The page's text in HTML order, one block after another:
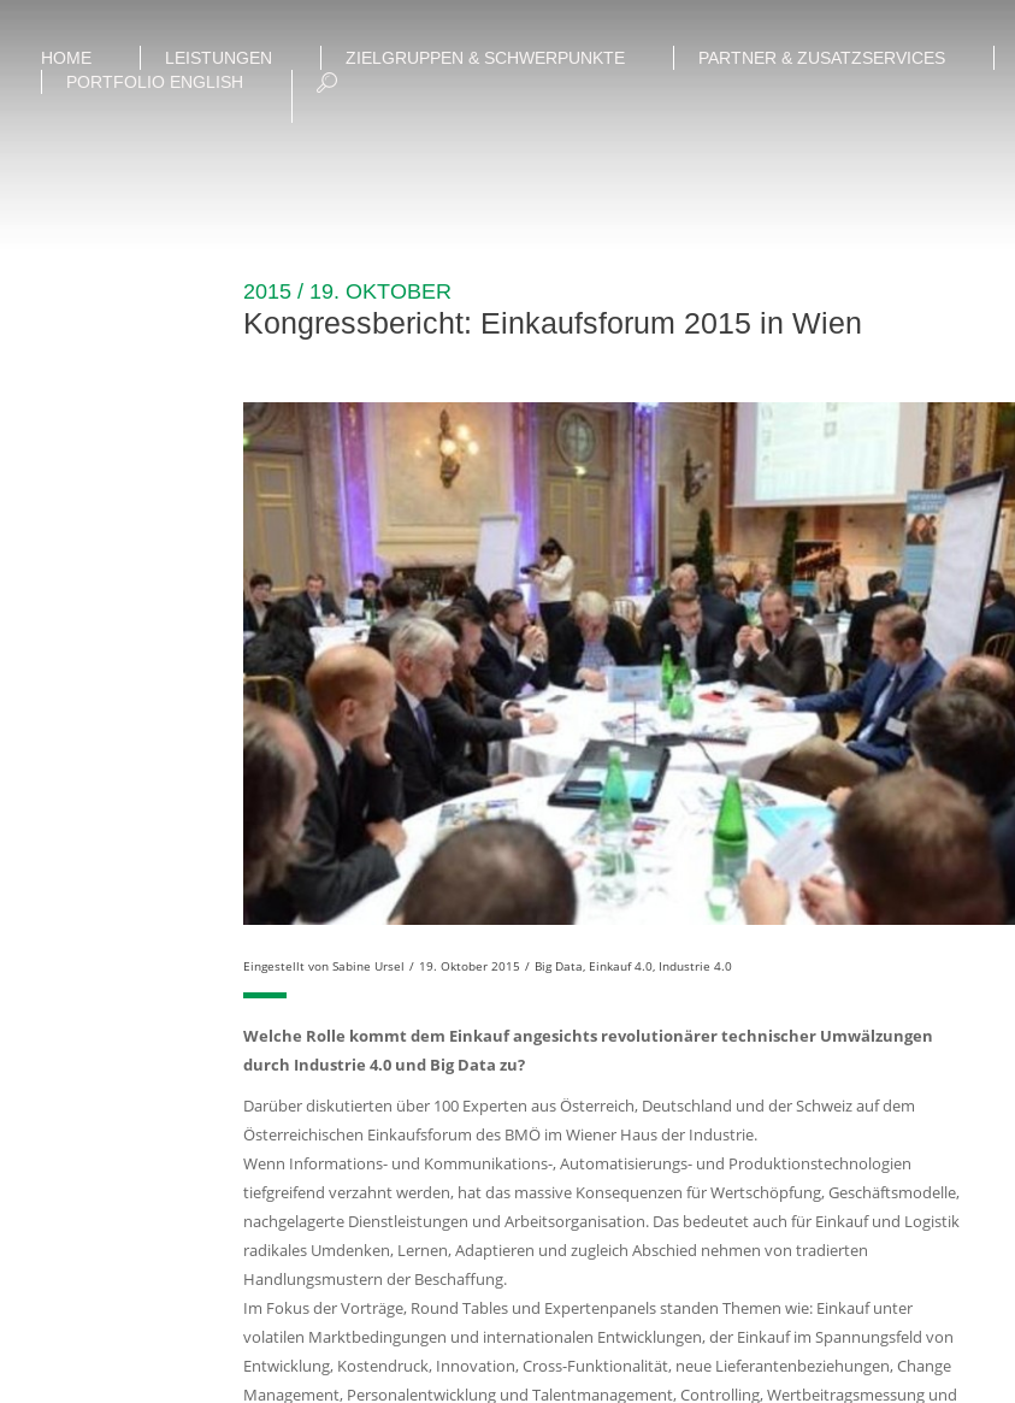
HOME LEISTUNGEN ZIELGRUPPEN & SCHWERPUNKTE PARTNER & ZUSATZSERVICES
PORTFOLIO ENGLISH
2015 / 19. OKTOBER
Kongressbericht: Einkaufsforum 2015 in Wien
Eingestellt von Sabine Ursel / 19. Oktober 2015 / Big Data Einkauf 4.0 Industrie 4.0
Welche Rolle kommt dem Einkauf angesichts revolutionärer technischer Umwälzungen
durch Industrie 4.0 und Big Data zu?
Darüber diskutierten über 100 Experten aus Österreich, Deutschland und der Schweiz auf dem
Österreichischen Einkaufsforum des BMÖ im Wiener Haus der Industrie.
Wenn Informations- und Kommunikations-, Automatisierungs- und Produktionstechnologien
tiefgreifend verzahnt werden, hat das massive Konsequenzen für Wertschöpfung, Geschäftsmodelle,
nachgelagerte Dienstleistungen und Arbeitsorganisation. Das bedeutet auch für Einkauf und Logistik
radikales Umdenken, Lernen, Adaptieren und zugleich Abschied nehmen von tradierten
Handlungsmustern der Beschaffung.
Im Fokus der Vorträge, Round Tables und Expertenpanels standen Themen wie: Einkauf unter
volatilen Marktbedingungen und internationalen Entwicklungen, der Einkauf im Spannungsfeld von
Entwicklung, Kostendruck, Innovation, Cross-Funktionalität, neue Lieferantenbeziehungen, Change
Management, Personalentwicklung und Talentmanagement, Controlling, Wertbeitragsmessung und